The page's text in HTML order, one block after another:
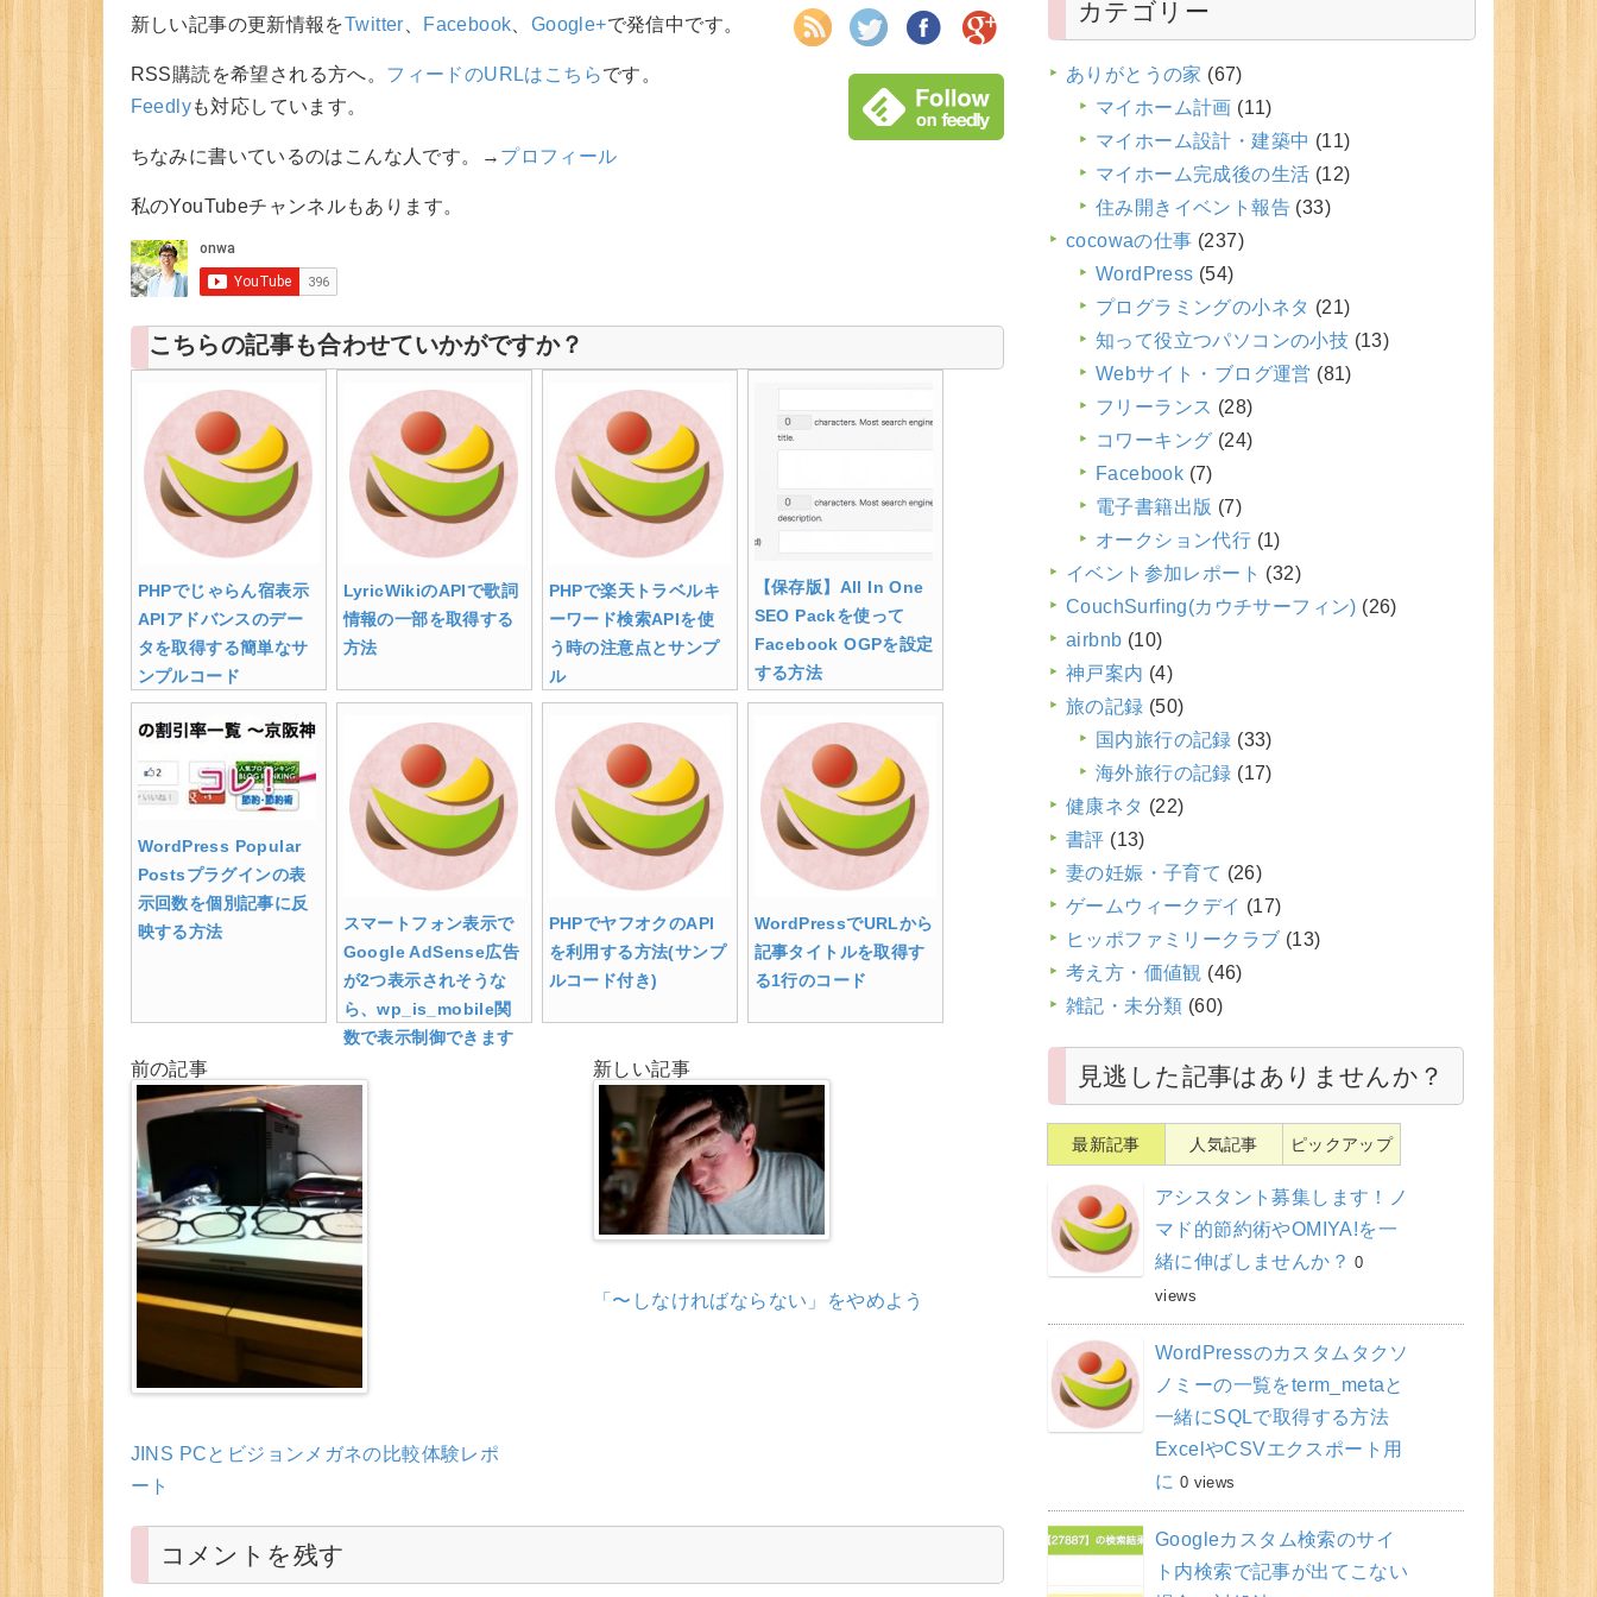
新しい記事の更新情報をTwitter Facebook Google+で発信中です。
RSS購読を希望される方へ。 フィードのURLはこちらです。
Feedlyも対応しています。
ちなみに書いているのはこんな人です。→ プロフィール
私のYouTubeチャンネルもあります。
こちらの記事も合わせていかがですか？
PHPでじゃらん宿表示
APIアドバンスのデー
タを取得する簡単なサ
ンプルコード
LyricWikiのAPIで歌詞
情報の一部を取得する
方法
PHPで楽天トラベルキ
ーワード検索APIを使
う時の注意点とサンプ
ル
【保存版】All In One
SEO Packを使って
Facebook OGPを設定
する方法
WordPress Popular
Postsプラグインの表
示回数を個別記事に反
映する方法
スマートフォン表示で
Google AdSense広告
が2つ表示されそうな
ら、wp_is_mobile関
数で表示制御できます
PHPでヤフオクのAPI
を利用する方法(サンプ
ルコード付き)
WordPressでURLから
記事タイトルを取得す
る1行のコード
前の記事
JINS PCとビジョンメガネの比較体験レポ
ート
新しい記事
「〜しなければならない」をやめよう
コメントを残す
カテゴリー
ありがとうの家 (67)
マイホーム計画 (11)
マイホーム設計・建築中 (11)
マイホーム完成後の生活 (12)
住み開きイベント報告 (33)
cocowaの仕事 (237)
WordPress (54)
プログラミングの小ネタ (21)
知って役立つパソコンの小技 (13)
Webサイト・ブログ運営 (81)
フリーランス (28)
コワーキング (24)
Facebook (7)
電子書籍出版 (7)
オークション代行 (1)
イベント参加レポート (32)
CouchSurfing(カウチサーフィン) (26)
airbnb (10)
神戸案内 (4)
旅の記録 (50)
国内旅行の記録 (33)
海外旅行の記録 (17)
健康ネタ (22)
書評 (13)
妻の妊娠・子育て (26)
ゲームウィークデイ (17)
ヒッポファミリークラブ (13)
考え方・価値観 (46)
雑記・未分類 (60)
見逃した記事はありませんか？
最新記事 人気記事 ピックアップ
アシスタント募集します！ノ
マド的節約術やOMIYA!を一
緒に伸ばしませんか？ 0
views
WordPressのカスタムタクソ
ノミーの一覧をterm_metaと
一緒にSQLで取得する方法
ExcelやCSVエクスポート用
に 0 views
Googleカスタム検索のサイ
ト内検索で記事が出てこない